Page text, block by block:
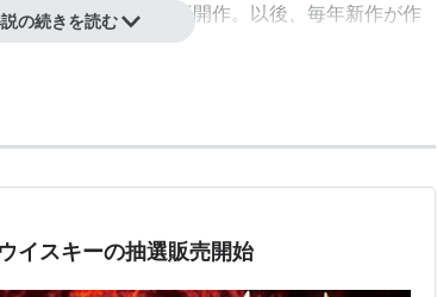
作されたシリーズ再開作。以後、毎年新作が作
ルさなど、平成ライダーシリーズの中でも群を抜
、制作現場の負担は相当なものであったらしく、
集編が挿入されることもあった。
の続きを読む
イスキーの抽選販売開始